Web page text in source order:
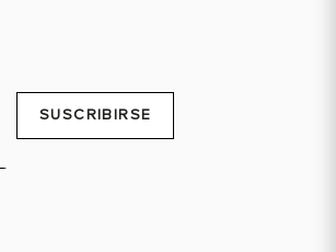
SUSCRIBIRSE